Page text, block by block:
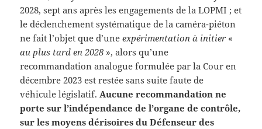
2028, sept ans après les engagements de la LOPMI ; et
le déclenchement systématique de la caméra-piéton
ne fait l’objet que d’uneexpérimentation à initier «
au plus tard en 2028 », alors qu’une
recommandation analogue formulée par la Cour en
décembre 2023 est restée sans suite faute de
véhicule législatif. Aucune recommandation ne
porte sur l’indépendance de l’organe de contrôle,
sur les moyens dérisoires du Défenseur des